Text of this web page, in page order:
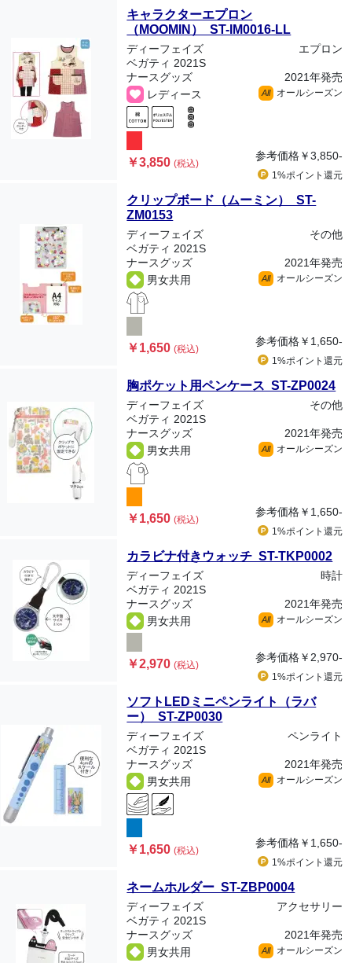
キャラクターエプロン
（MOOMIN） ST-IM0016-LL
ディーフェイズ
エプロン
ベガティ 2021S
ナースグッズ
2021年発売
レディース
All オールシーズン
￥3,850(税込)
参考価格￥3,850-
1%ポイント 還元
クリップボード（ムーミン） ST-
ZM0153
ディーフェイズ
その他
ベガティ 2021S
ナースグッズ
2021年発売
男女共用
All オールシーズン
￥1,650(税込)
参考価格￥1,650-
1%ポイント 還元
胸ポケット用ペンケース ST-ZP0024
ディーフェイズ
その他
ベガティ 2021S
ナースグッズ
2021年発売
男女共用
All オールシーズン
￥1,650(税込)
参考価格￥1,650-
1%ポイント 還元
カラビナ付きウォッチ ST-TKP0002
ディーフェイズ
時計
ベガティ 2021S
ナースグッズ
2021年発売
男女共用
All オールシーズン
￥2,970(税込)
参考価格￥2,970-
1%ポイント 還元
ソフトLEDミニペンライト（ラバ
ー） ST-ZP0030
ディーフェイズ
ペンライト
ベガティ 2021S
ナースグッズ
2021年発売
男女共用
All オールシーズン
￥1,650(税込)
参考価格￥1,650-
1%ポイント 還元
ネームホルダー ST-ZBP0004
ディーフェイズ
アクセサリー
ベガティ 2021S
ナースグッズ
2021年発売
男女共用
All オールシーズン